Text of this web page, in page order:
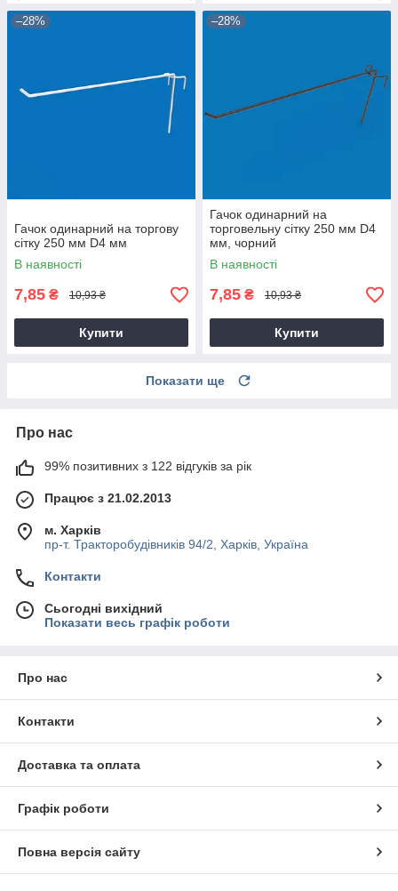
–28%
Гачок одинарний на торгову
сітку 250 мм D4 мм
В наявності
7,85 ₴ 10,93 ₴
Купити
–28%
Гачок одинарний на
торговельну сітку 250 мм D4
мм, чорний
В наявності
7,85 ₴ 10,93 ₴
Купити
Показати ще
Про нас
99% позитивних з 122 відгуків за рік
Працює з 21.02.2013
м. Харків
пр-т. Тракторобудівників 94/2, Харків, Україна
Контакти
Сьогодні вихідний
Показати весь графік роботи
Про нас
Контакти
Доставка та оплата
Графік роботи
Повна версія сайту